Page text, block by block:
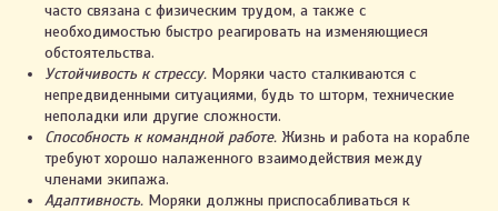
часто связана с физическим трудом, а также с
необходимостью быстро реагировать на изменяющиеся
обстоятельства.
Устойчивость к стрессу. Моряки часто сталкиваются с
непредвиденными ситуациями, будь то шторм, технические
неполадки или другие сложности.
Способность к командной работе. Жизнь и работа на корабле
требуют хорошо налаженного взаимодействия между
членами экипажа.
Адаптивность. Моряки должны приспосабливаться к